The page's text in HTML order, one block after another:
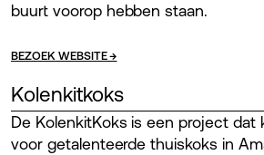
Kolenkitkoks
buurt voorop hebben staan.
BEZOEK WEBSITE →
De KolenkitKoks is een project dat
voor getalenteerde thuiskoks in